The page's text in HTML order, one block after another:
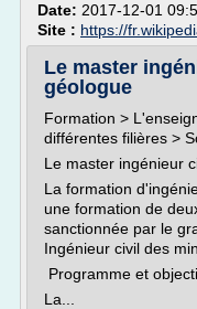
Date: 2017-12-01
Site : https://
Le master
géologue
Formation >
différentes filières >
Le master ingénieur
La formation
une formation de
sanctionnée par le
Ingénieur civil des
Programme et
La...